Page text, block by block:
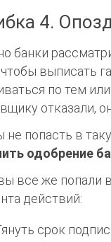
4.
банки
чтобы выписать
по тем
отказали,
не попасть в
одобрение
все же попали
действий:
срок